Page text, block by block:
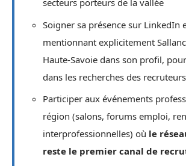
secteurs porteurs de la vallée
Soigner sa présence sur LinkedIn
mentionnant explicitement
Haute-Savoie dans son profil,
dans les recherches des
Participer aux événements
région (salons, forums emploi,
interprofessionnelles) où le
reste le premier canal de